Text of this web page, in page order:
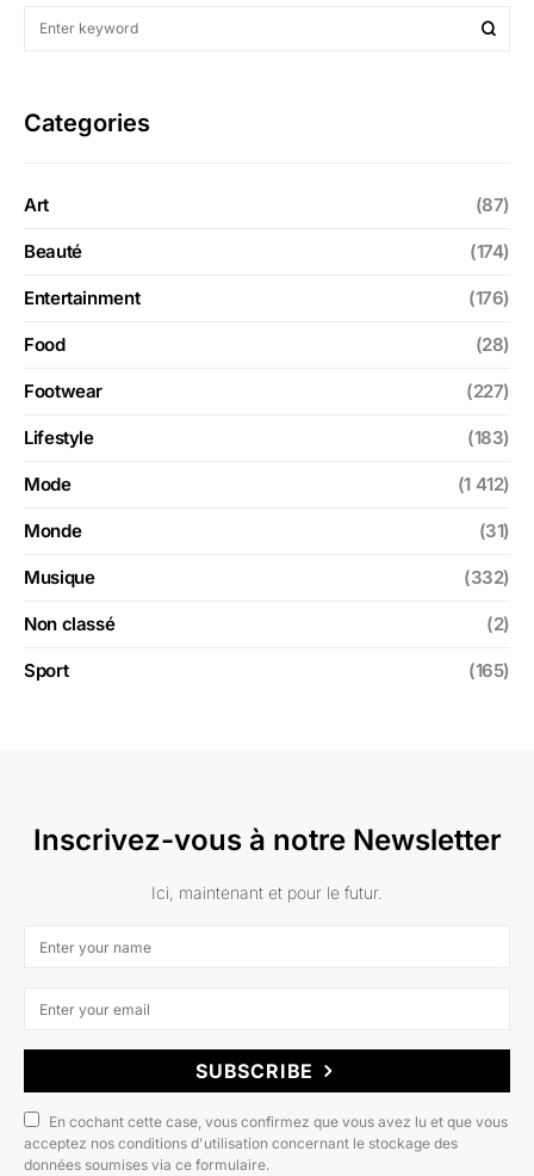
Categories
Art (87)
Beauté (174)
Entertainment (176)
Food (28)
Footwear (227)
Lifestyle (183)
Mode (1 412)
Monde (31)
Musique (332)
Non classé (2)
Sport (165)
Inscrivez-vous à notre Newsletter
Ici, maintenant et pour le futur.
SUBSCRIBE
En cochant cette case, vous confirmez que vous avez lu et que vous
acceptez nos conditions d'utilisation concernant le stockage des
données soumises via ce formulaire.